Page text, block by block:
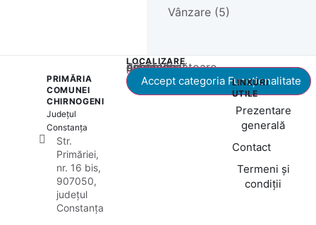
Vânzare (5)
PRIMĂRIA
COMUNEI
CHIRNOGENI
Județul
Constanța
Str.
Primăriei,
nr. 16 bis,
907050,
județul
Constanța
LOCALIZARE
Acest conținut este blocat până când acceptați categoria corespunzătoare de cookie-uri.
Accept categoria Funcționalitate
LINKURI
UTILE
Prezentare
generală
Contact
Termeni și
condiții